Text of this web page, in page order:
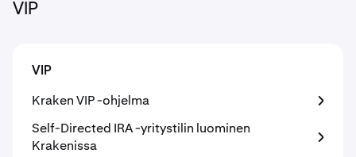
VIP
VIP
Kraken VIP -ohjelma
Self-Directed IRA -yritystilin luominen
Krakenissa